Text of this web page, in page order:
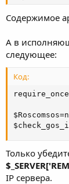
Содержимое
А в
следующее:
Код:
Только
IP сервера.